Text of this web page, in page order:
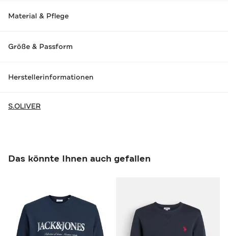
Material & Pflege
Größe & Passform
Herstellerinformationen
S.OLIVER
Das könnte Ihnen auch gefallen